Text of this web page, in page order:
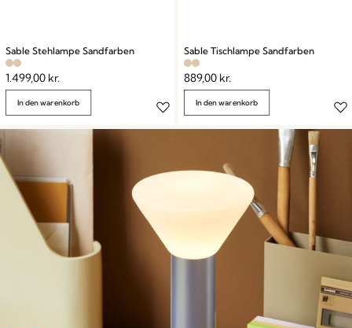
Sable Stehlampe Sandfarben
1.499,00 kr.
In den warenkorb
Sable Tischlampe Sandfarben
889,00 kr.
In den warenkorb